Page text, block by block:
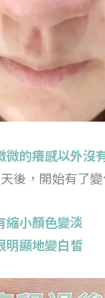
微的癢感以外沒
後，開始有了
縮小顏色變淡
明顯地變白皙